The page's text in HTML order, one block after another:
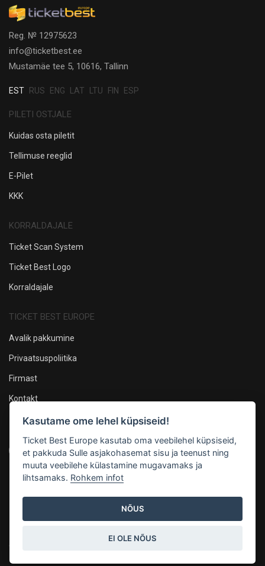
Reg. № 12975623
info@ticketbest.ee
Mustamäe tee 5, 10616, Tallinn
EST RUS ENG LAT LTU FIN ESP
PILETI OSTJALE
Kuidas osta piletit
Tellimuse reeglid
E-Pilet
KKK
KORRALDAJALE
Ticket Scan System
Ticket Best Logo
Korraldajale
TICKET BEST EUROPE
Avalik pakkumine
Privaatsuspoliitika
Firmast
Kontakt
Oleme sotsiaalmeedias
Maksevõimalused
Kasutame ome lehel küpsiseid!
Ticket Best Europe kasutab oma veebilehel küpsiseid,
et pakkuda Sulle asjakohasemat sisu ja teenust ning
muuta veebilehe külastamine mugavamaks ja
lihtsamaks. Rohkem infot
NÕUS
EI OLE NÕUS